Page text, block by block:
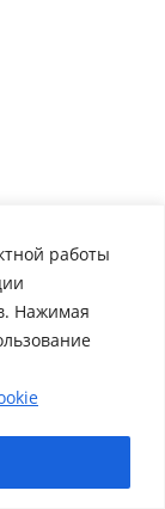
работы
Нажимая